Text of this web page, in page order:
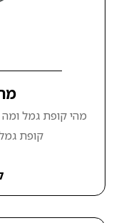
מהי קופת גמל
קופת